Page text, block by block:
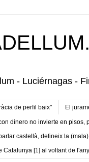
- Luciérnagas -
de perfil baix" El
dinero no invierte en pisos,
castellà, defineix la
Catalunya [1] al voltant de